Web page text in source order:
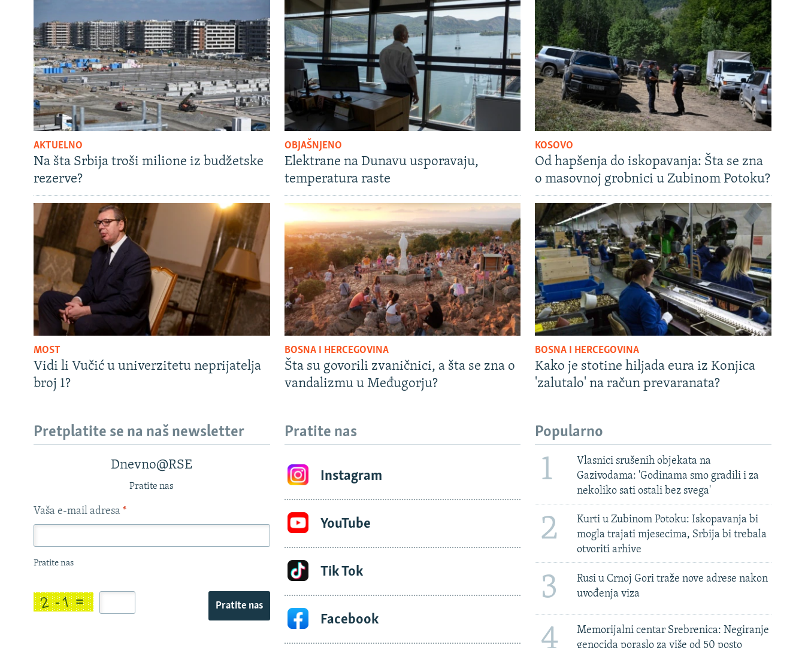
AKTUELNO
Na šta Srbija troši milione iz budžetske
rezerve?
OBJAŠNJENO
Elektrane na Dunavu usporavaju,
temperatura raste
KOSOVO
Od hapšenja do iskopavanja: Šta se zna
o masovnoj grobnici u Zubinom Potoku?
MOST
Vidi li Vučić u univerzitetu neprijatelja
broj 1?
BOSNA I HERCEGOVINA
Šta su govorili zvaničnici, a šta se zna o
vandalizmu u Međugorju?
BOSNA I HERCEGOVINA
Kako je stotine hiljada eura iz Konjica
'zalutalo' na račun prevaranata?
Pretplatite se na naš newsletter
Dnevno@RSE
Pratite nas
Vaša e-mail adresa *
Pratite nas
Pratite nas
Pratite nas
Instagram
YouTube
Tik Tok
Facebook
Popularno
1
Vlasnici srušenih objekata na
Gazivodama: 'Godinama smo gradili i za
nekoliko sati ostali bez svega'
2
Kurti u Zubinom Potoku: Iskopavanja bi
mogla trajati mjesecima, Srbija bi trebala
otvoriti arhive
3
Rusi u Crnoj Gori traže nove adrese nakon
uvođenja viza
4
Memorijalni centar Srebrenica: Negiranje
genocida poraslo za više od 50 posto